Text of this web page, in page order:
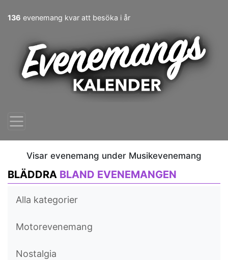
136 evenemang kvar att besöka i år
Visar evenemang under Musikevenemang
BLÄDDRA BLAND EVENEMANGEN
Alla kategorier
Motorevenemang
Nostalgia